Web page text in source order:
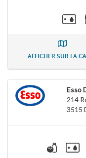
AFFICHER SUR LA
Esso
214
3515